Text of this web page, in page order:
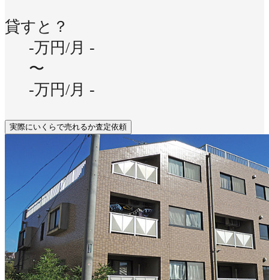
貸すと？
-万円/月 -
〜
-万円/月 -
実際にいくらで売れるか査定依頼